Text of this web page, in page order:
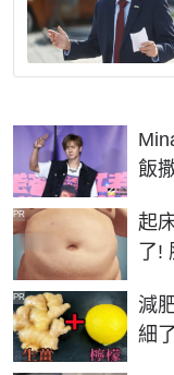
飯
起
了!
PR
減
細
PR